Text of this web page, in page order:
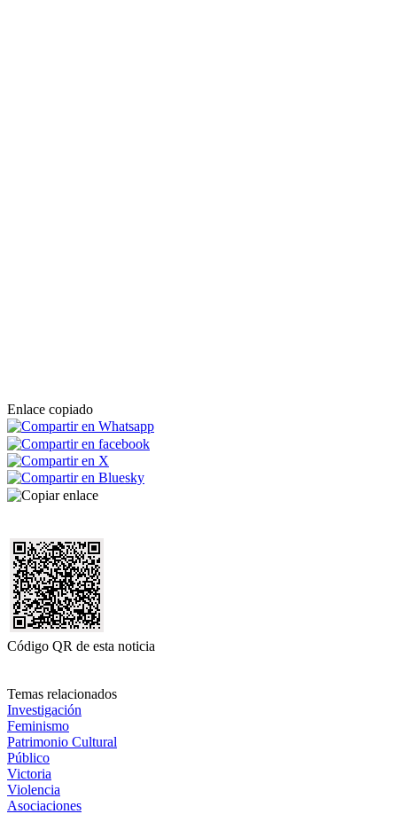
Enlace copiado
Código QR de esta noticia
Temas relacionados
Investigación
Feminismo
Patrimonio Cultural
Público
Victoria
Violencia
Asociaciones